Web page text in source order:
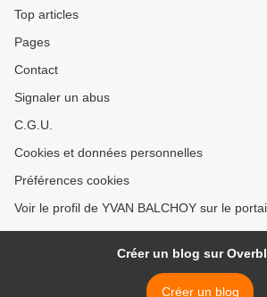
ATTITRES D'EUROPE 1 SE
"CAPITAL" DE LEUR
Top articles
Pages
Contact
Signaler un abus
C.G.U.
Cookies et données personnelles
Préférences cookies
Voir le profil de YVAN BALCHOY sur le
Créer un blog sur
Créer un blog